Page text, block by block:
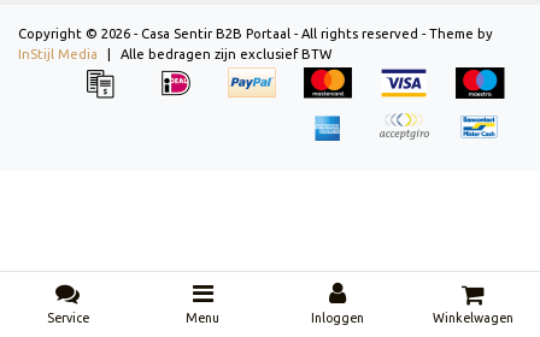
Copyright © 2026 - Casa Sentir B2B Portaal - All rights reserved - Theme by
InStijl Media
Alle bedragen zijn exclusief BTW
Service Menu Inloggen Winkelwagen